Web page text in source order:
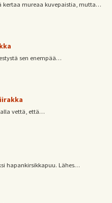
kertaa mureaa kuvepaistia, mutta…
sen enempää…
vettä, että…
hapankirsikkapuu. Lähes…